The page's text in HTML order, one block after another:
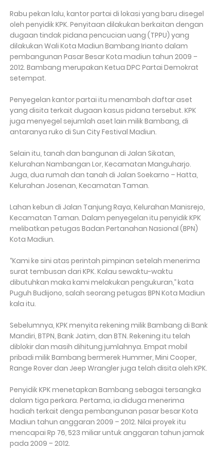
Rabu pekan lalu, kantor partai di lokasi yang baru disegel
oleh penyidik KPK. Penyitaan dilakukan berkaitan dengan
dugaan tindak pidana pencucian uang (TPPU) yang
dilakukan Wali Kota Madiun Bambang Irianto dalam
pembangunan Pasar Besar Kota madiun tahun 2009 –
2012. Bambang merupakan Ketua DPC Partai Demokrat
setempat.
Penyegelan kantor partai itu menambah daftar aset
yang disita terkait dugaan kasus pidana tersebut. KPK
juga menyegel sejumlah aset lain milik Bambang, di
antaranya ruko di Sun City Festival Madiun.
Selain itu, tanah dan bangunan di Jalan Sikatan,
Kelurahan Nambangan Lor, Kecamatan Manguharjo.
Juga, dua rumah dan tanah di Jalan Soekarno – Hatta,
Kelurahan Josenan, Kecamatan Taman.
Lahan kebun di Jalan Tanjung Raya, Kelurahan Manisrejo,
Kecamatan Taman. Dalam penyegelan itu penyidik KPK
melibatkan petugas Badan Pertanahan Nasional (BPN)
Kota Madiun.
“Kami ke sini atas perintah pimpinan setelah menerima
surat tembusan dari KPK. Kalau sewaktu-waktu
dibutuhkan maka kami melakukan pengukuran,’’ kata
Puguh Budijono, salah seorang petugas BPN Kota Madiun
kala itu.
Sebelumnya, KPK menyita rekening milik Bambang di Bank
Mandiri, BTPN, Bank Jatim, dan BTN. Rekening itu telah
diblokir dan masih dihitung jumlahnya. Empat mobil
pribadi milik Bambang bermerek Hummer, Mini Cooper,
Range Rover dan Jeep Wrangler juga telah disita oleh KPK.
Penyidik KPK menetapkan Bambang sebagai tersangka
dalam tiga perkara. Pertama, ia diduga menerima
hadiah terkait denga pembangunan pasar besar Kota
Madiun tahun anggaran 2009 – 2012. Nilai proyek itu
mencapai Rp 76, 523 miliar untuk anggaran tahun jamak
pada 2009 – 2012.